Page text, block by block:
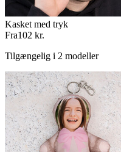
Kasket med tryk
Fra102 kr.
Tilgængelig i 2 modeller